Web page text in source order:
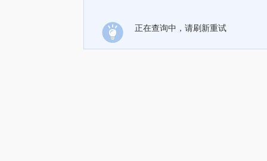
正在查询中，请刷新重试